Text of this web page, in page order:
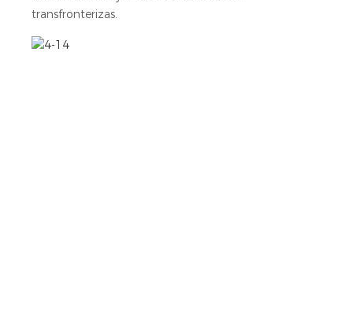
transfronterizas.